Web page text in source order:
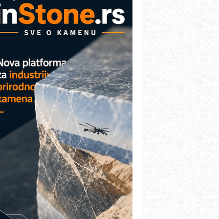
- Lim i mašine za savremena